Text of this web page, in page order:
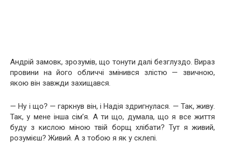
Андрій замовк, зрозумів, що тонути далі безглуздо. Вираз
провини на його обличчі змінився злістю — звичною,
якою він завжди захищався.
— Ну і що? — гаркнув він, і Надія здригнулася. — Так, живу.
Так, у мене інша сім’я. А ти що, думала, що я все життя
буду з кислою міною твій борщ хлібати? Тут я живий,
розумієш? Живий. А з тобою я як у склепі.